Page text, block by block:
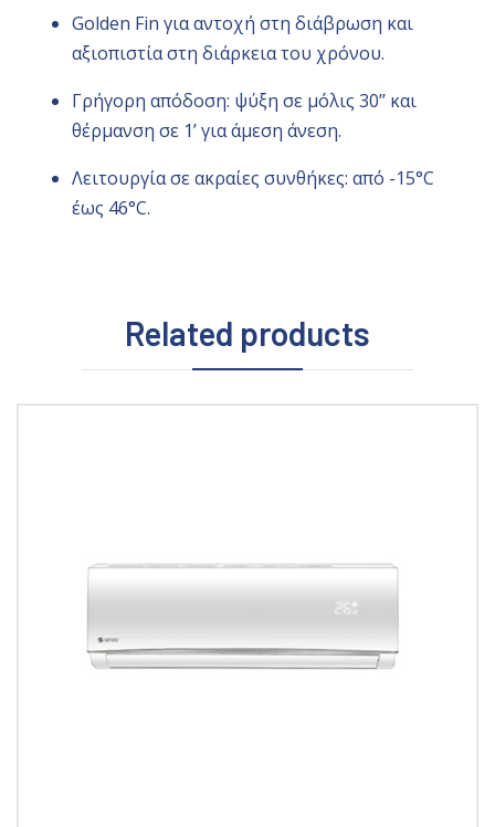
Golden Fin για αντοχή στη διάβρωση και
αξιοπιστία στη διάρκεια του χρόνου.
Γρήγορη απόδοση: ψύξη σε μόλις 30’’ και
θέρμανση σε 1’ για άμεση άνεση.
Λειτουργία σε ακραίες συνθήκες: από -15°C
έως 46°C.
Related products